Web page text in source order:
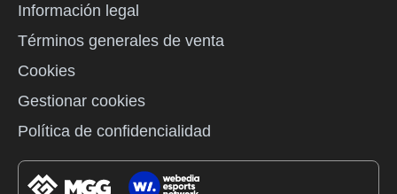
Información legal
Términos generales de venta
Cookies
Gestionar cookies
Política de confidencialidad